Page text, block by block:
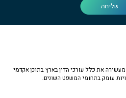
שליחה
את כלל עורכי הדין בארץ בתוכן אקדמי
עומק בתחומי המשפט השונים.